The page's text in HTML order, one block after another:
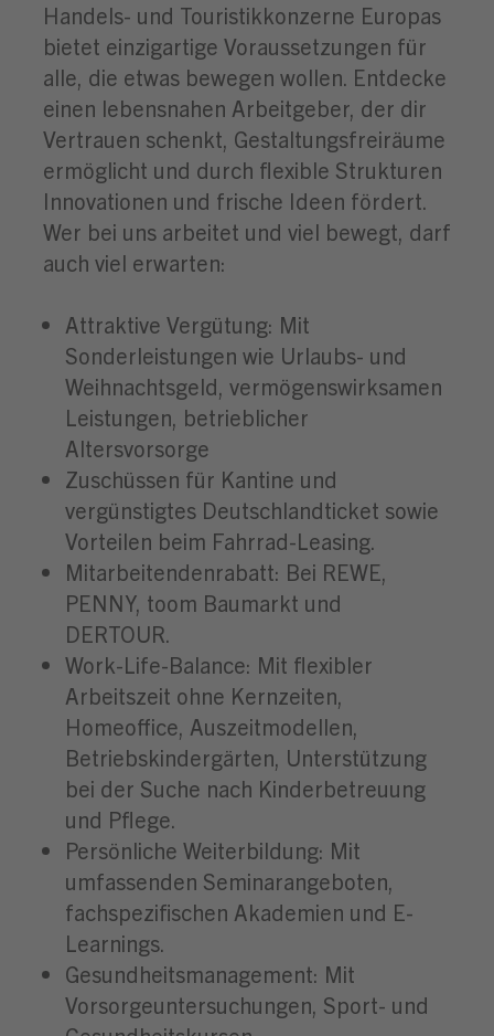
Handels- und Touristikkonzerne Europas
bietet einzigartige Voraussetzungen für
alle, die etwas bewegen wollen. Entdecke
einen lebensnahen Arbeitgeber, der dir
Vertrauen schenkt, Gestaltungsfreiräume
ermöglicht und durch flexible Strukturen
Innovationen und frische Ideen fördert.
Wer bei uns arbeitet und viel bewegt, darf
auch viel erwarten:
Attraktive Vergütung: Mit
Sonderleistungen wie Urlaubs- und
Weihnachtsgeld, vermögenswirksamen
Leistungen, betrieblicher
Altersvorsorge
Zuschüssen für Kantine und
vergünstigtes Deutschlandticket sowie
Vorteilen beim Fahrrad-Leasing.
Mitarbeitendenrabatt: Bei REWE,
PENNY, toom Baumarkt und
DERTOUR.
Work-Life-Balance: Mit flexibler
Arbeitszeit ohne Kernzeiten,
Homeoffice, Auszeitmodellen,
Betriebskindergärten, Unterstützung
bei der Suche nach Kinderbetreuung
und Pflege.
Persönliche Weiterbildung: Mit
umfassenden Seminarangeboten,
fachspezifischen Akademien und E-
Learnings.
Gesundheitsmanagement: Mit
Vorsorgeuntersuchungen, Sport- und